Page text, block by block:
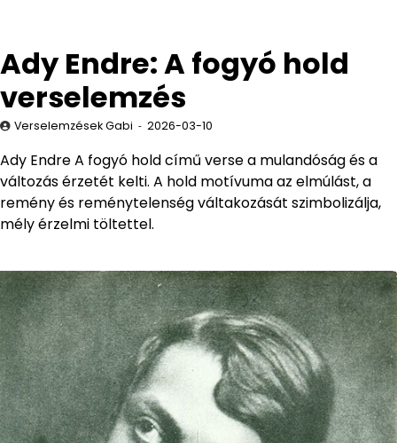
Ady Endre: A fogyó hold
verselemzés
Verselemzések Gabi 2026-03-10
Ady Endre A fogyó hold című verse a mulandóság és a
változás érzetét kelti. A hold motívuma az elmúlást, a
remény és reménytelenség váltakozását szimbolizálja,
mély érzelmi töltettel.